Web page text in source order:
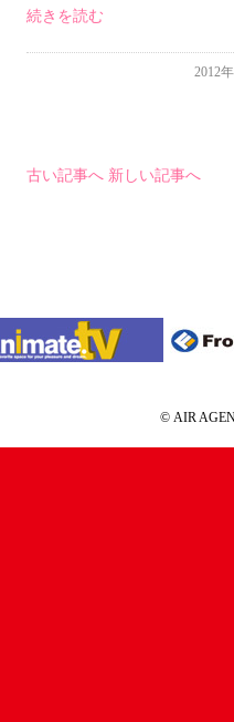
続きを読む
2012
古い記事へ 新しい記事へ
© AIR